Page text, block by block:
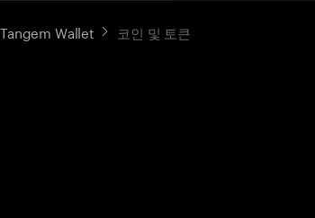
Tangem Wallet 코인 및 토큰